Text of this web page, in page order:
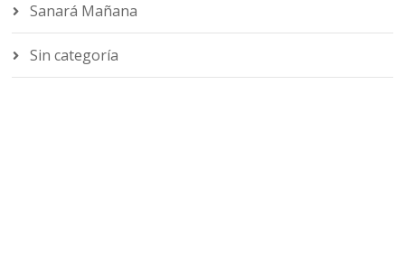
Sanará Mañana
Sin categoría